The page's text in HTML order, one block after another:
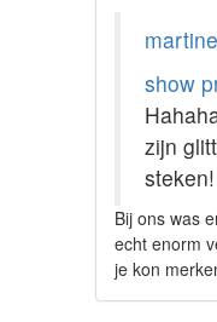
show
zijn
steken!
Bij ons was
echt enorm
je kon